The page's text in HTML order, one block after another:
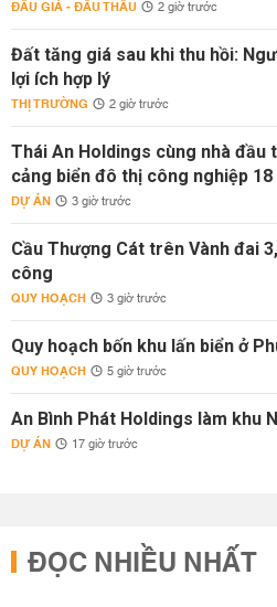
ĐẤU GIÁ - ĐẤU THẦU 2 giờ trước
Đất tăng giá sau khi thu hồi:
lợi ích hợp lý
THỊ TRƯỜNG 2 giờ trước
Thái An Holdings cùng nhà đầu
cảng biển đô thị công nghiệp 18
DỰ ÁN 3 giờ trước
Cầu Thượng Cát trên Vành đai
công
QUY HOẠCH 3 giờ trước
Quy hoạch bốn khu lấn biển ở
QUY HOẠCH 5 giờ trước
An Bình Phát Holdings làm khu
DỰ ÁN 17 giờ trước
ĐỌC NHIỀU NHẤT